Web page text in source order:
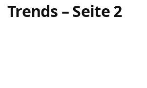
Trends – Seite 2